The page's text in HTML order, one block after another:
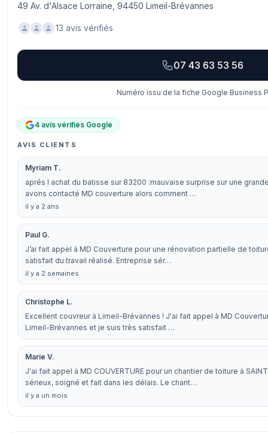
49 Av. d'Alsace Lorraine, 94450 Limeil-Brévannes
13 avis vérifiés
07 43 63 53 56
Numéro issu de la fiche Google Business
4 avis vérifiés Google
AVIS CLIENTS
Myriam T.
aprés l achat du batisse sur 83200 :mauvaise surprise sur une
avons contacté MD couverture alors comment …
il y a 2 ans
Paul G.
J’ai fait appel à MD Couverture pour une rénovation partielle de
satisfait du travail réalisé. Entreprise sér…
il y a 2 semaines
Christophe L.
Excellent couvreur à Limeil-Brévannes ! J'ai fait appel à MD
Limeil-Brévannes et je suis très satisfait …
Marie V.
J'ai fait appel à MD COUVERTURE pour un chantier de toiture à
sérieux, soigné et fait dans les délais. Le chant…
il y a un mois